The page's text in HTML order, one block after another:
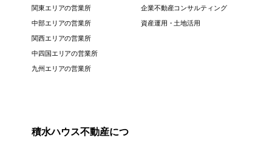
関東エリアの営業所
中部エリアの営業所
関西エリアの営業所
中四国エリアの営業所
九州エリアの営業所
企業不動産コンサルティング
資産運用・土地活用
積水ハウス不動産につ